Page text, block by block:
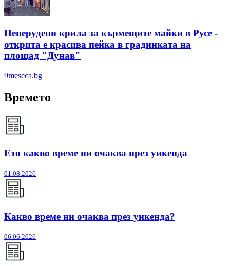
Пеперудени крила за кърмещите майки в Русе -
открита е красива пейка в градинката на
площад "Дунав"
9meseca.bg
Времето
Ето какво време ни очаква през уикенда
01.08.2026
Какво време ни очаква през уикенда?
06.06.2026